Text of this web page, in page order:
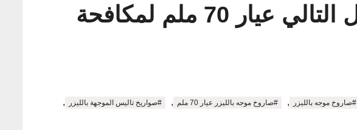
“تاليس” تُطلق صاروخًا موجهًا بالليزر من الجيل التالي عيار 70 ملم لمكافحة
#صاروخ موجه بالليزر , #صاروخ موجه بالليزر عيار 70 ملم , #صواريخ تاليس الموجهة بالليزر ,